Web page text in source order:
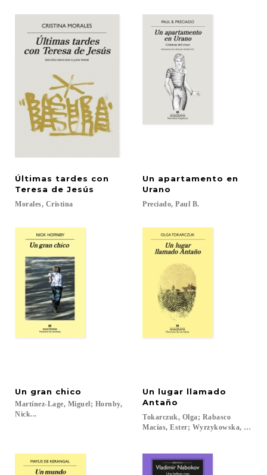
Últimas tardes con
Teresa de Jesús
Morales, Cristina
Un apartamento en
Urano
Preciado, Paul B.
Un gran chico
Martínez-Lage, Miguel; Hornby,
Nick...
Un lugar llamado
Antaño
Tokarczuk, Olga; Rabasco
Macías, Ester; Wyrzykowska,